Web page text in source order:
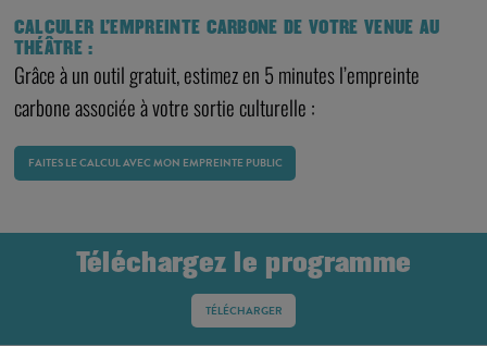
CALCULER L’EMPREINTE CARBONE DE VOTRE VENUE AU
THÉÂTRE :
Grâce à un outil gratuit, estimez en 5 minutes l’empreinte
carbone associée à votre sortie culturelle :
FAITES LE CALCUL AVEC MON EMPREINTE PUBLIC
Téléchargez le programme
TÉLÉCHARGER